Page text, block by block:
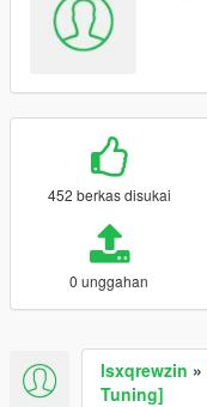
452 berkas disukai
0 unggahan
lsxqrewzin »
Tuning]